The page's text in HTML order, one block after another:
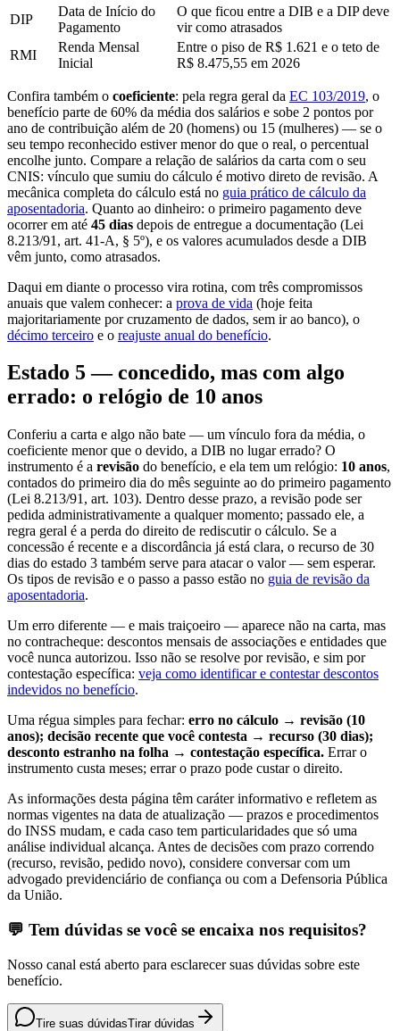
DIP
Data de Início do
Pagamento
O que ficou entre a DIB e a DIP deve
vir como atrasados
RMI
Renda Mensal
Inicial
Entre o piso de R$ 1.621 e o teto de
R$ 8.475,55 em 2026
Confira também o coeficiente: pela regra geral da EC 103/2019, o
benefício parte de 60% da média dos salários e sobe 2 pontos por
ano de contribuição além de 20 (homens) ou 15 (mulheres) — se o
seu tempo reconhecido estiver menor do que o real, o percentual
encolhe junto. Compare a relação de salários da carta com o seu
CNIS: vínculo que sumiu do cálculo é motivo direto de revisão. A
mecânica completa do cálculo está no guia prático de cálculo da
aposentadoria. Quanto ao dinheiro: o primeiro pagamento deve
ocorrer em até 45 dias depois de entregue a documentação (Lei
8.213/91, art. 41-A, § 5º), e os valores acumulados desde a DIB
vêm junto, como atrasados.
Daqui em diante o processo vira rotina, com três compromissos
anuais que valem conhecer: a prova de vida (hoje feita
majoritariamente por cruzamento de dados, sem ir ao banco), o
décimo terceiro e o reajuste anual do benefício.
Estado 5 — concedido, mas com algo
errado: o relógio de 10 anos
Conferiu a carta e algo não bate — um vínculo fora da média, o
coeficiente menor que o devido, a DIB no lugar errado? O
instrumento é a revisão do benefício, e ela tem um relógio: 10 anos,
contados do primeiro dia do mês seguinte ao do primeiro pagamento
(Lei 8.213/91, art. 103). Dentro desse prazo, a revisão pode ser
pedida administrativamente a qualquer momento; passado ele, a
regra geral é a perda do direito de rediscutir o cálculo. Se a
concessão é recente e a discordância já está clara, o recurso de 30
dias do estado 3 também serve para atacar o valor — sem esperar.
Os tipos de revisão e o passo a passo estão no guia de revisão da
aposentadoria.
Um erro diferente — e mais traiçoeiro — aparece não na carta, mas
no contracheque: descontos mensais de associações e entidades que
você nunca autorizou. Isso não se resolve por revisão, e sim por
contestação específica: veja como identificar e contestar descontos
indevidos no benefício.
Uma régua simples para fechar: erro no cálculo → revisão (10
anos); decisão recente que você contesta → recurso (30 dias);
desconto estranho na folha → contestação específica. Errar o
instrumento custa meses; errar o prazo pode custar o direito.
As informações desta página têm caráter informativo e refletem as
normas vigentes na data de atualização — prazos e procedimentos
do INSS mudam, e cada caso tem particularidades que só uma
análise individual alcança. Antes de decisões com prazo correndo
(recurso, revisão, pedido novo), considere conversar com um
advogado previdenciário de confiança ou com a Defensoria Pública
da União.
💬 Tem dúvidas se você se encaixa nos requisitos?
Nosso canal está aberto para esclarecer suas dúvidas sobre este
benefício.
Tire suas dúvidasTirar dúvidas